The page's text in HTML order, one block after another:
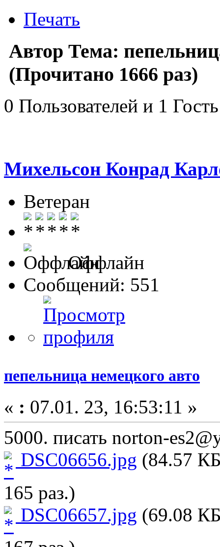
Печать
Автор Тема:
(Прочитано 1666 раз)
0 Пользователей и 1
Михельсон Конрад
Ветеран
Оффлайн
Сообщений: 551
пепельница немецкого авто
« : 07.01. 23, 16:53:11 »
5000. писать norton-
DSC06656.jpg (84.57
165 раз.)
DSC06657.jpg (69.08